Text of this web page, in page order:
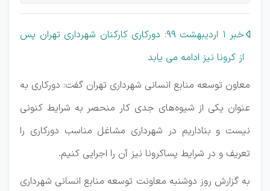
خبر 1 اردیبهشت 99: دورکاری کارکنان شهرداری تهران پس
از کرونا نیز ادامه می یابد
معاون توسعه منابع انسانی شهرداری تهران گفت: دورکاری به
عنوان یکی از شیوه‌های جدی کار منحصر به شرایط کنونی
نیست و بناداریم در شهرداری مشاغل مناسب دورکاری را
تعریف و در شرایط پساکرونا نیز آن را اجرایی کنیم.
به گزارش روز دوشنبه معاونت توسعه منابع انسانی شهرداری